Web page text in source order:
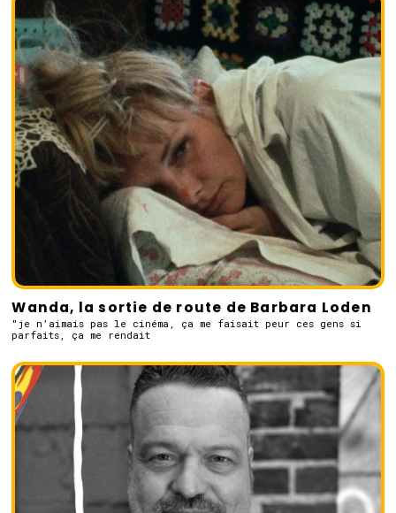
Wanda, la sortie de route de Barbara Loden
"je n’aimais pas le cinéma, ça me faisait peur ces gens si
parfaits, ça me rendait